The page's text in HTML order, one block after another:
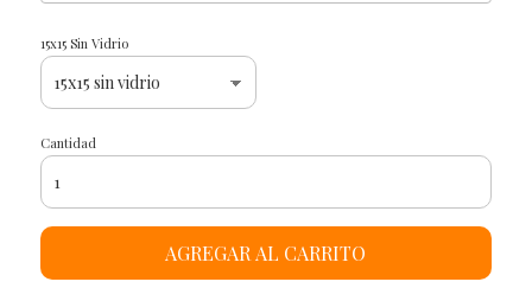
15x15 Sin Vidrio
Cantidad
AGREGAR AL CARRITO